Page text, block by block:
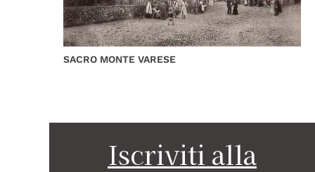
SACRO MONTE VARESE
Iscriviti alla